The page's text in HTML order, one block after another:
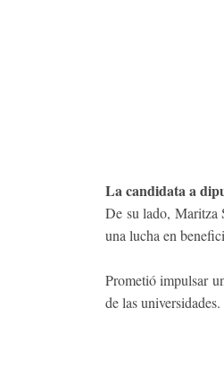
La candidata a
De su lado, Maritza
una lucha en
Prometió impulsar
de las universidades.